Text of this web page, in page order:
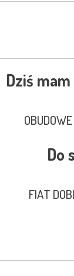
Dziś
Do
FIAT